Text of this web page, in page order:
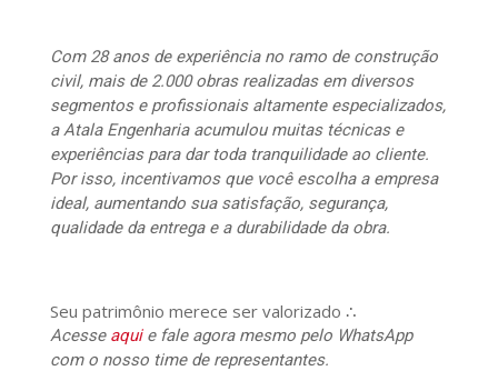
Com 28 anos de experiência no ramo de construção
civil, mais de 2.000 obras realizadas em diversos
segmentos e profissionais altamente especializados,
a Atala Engenharia acumulou muitas técnicas e
experiências para dar toda tranquilidade ao cliente.
Por isso, incentivamos que você escolha a empresa
ideal, aumentando sua satisfação, segurança,
qualidade da entrega e a durabilidade da obra.
Seu patrimônio merece ser valorizado ∴
Acesse aquie fale agora mesmo pelo WhatsApp
com o nosso time de representantes.